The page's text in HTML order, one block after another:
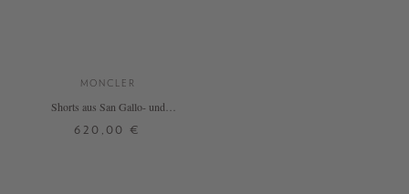
MONCLER
Shorts aus San Gallo- und
620,00 €